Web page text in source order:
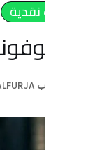
14 مايو، 2026